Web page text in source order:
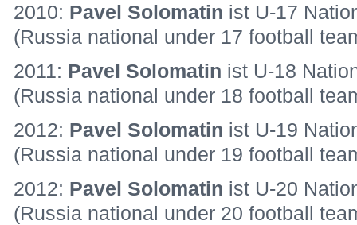
2010: Pavel Solomatin ist U-17
(Russia national under 17 football
2011: Pavel Solomatin ist U-18
(Russia national under 18 football
2012: Pavel Solomatin ist U-19
(Russia national under 19 football
2012: Pavel Solomatin ist U-20
(Russia national under 20 football